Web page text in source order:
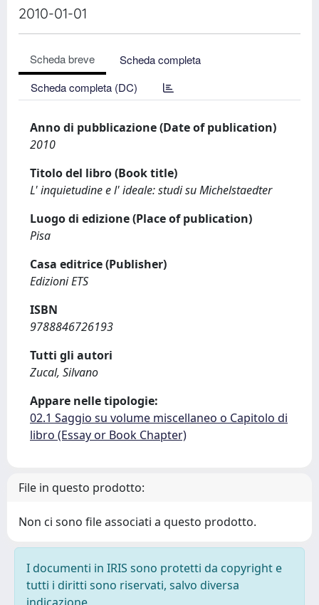
2010-01-01
Scheda breve
Scheda completa
Scheda completa (DC)
Anno di pubblicazione (Date of publication)
2010
Titolo del libro (Book title)
L' inquietudine e l' ideale: studi su Michelstaedter
Luogo di edizione (Place of publication)
Pisa
Casa editrice (Publisher)
Edizioni ETS
ISBN
9788846726193
Tutti gli autori
Zucal, Silvano
Appare nelle tipologie:
02.1 Saggio su volume miscellaneo o Capitolo di
libro (Essay or Book Chapter)
File in questo prodotto:
Non ci sono file associati a questo prodotto.
I documenti in IRIS sono protetti da copyright e
tutti i diritti sono riservati, salvo diversa